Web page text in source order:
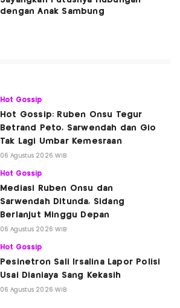
dengan Anak Sambung
Hot Gossip
Hot Gossip: Ruben Onsu Tegur
Betrand Peto, Sarwendah dan Gio
Tak Lagi Umbar Kemesraan
06 Agustus 2026 WIB
Hot Gossip
Mediasi Ruben Onsu dan
Sarwendah Ditunda, Sidang
Berlanjut Minggu Depan
06 Agustus 2026 WIB
Hot Gossip
Pesinetron Sali Irsalina Lapor Polisi
Usai Dianiaya Sang Kekasih
06 Agustus 2026 WIB